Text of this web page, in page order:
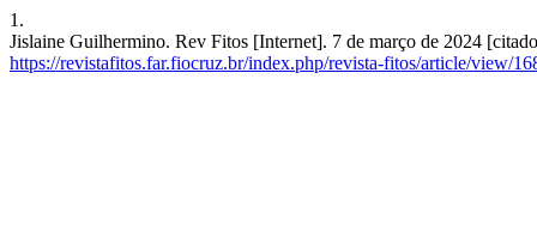
1.
Jislaine Guilhermino. Rev Fitos [Internet]. 7 de março de 2024
https://revistafitos.far.fiocruz.br/index.php/revista-fitos/article/view/